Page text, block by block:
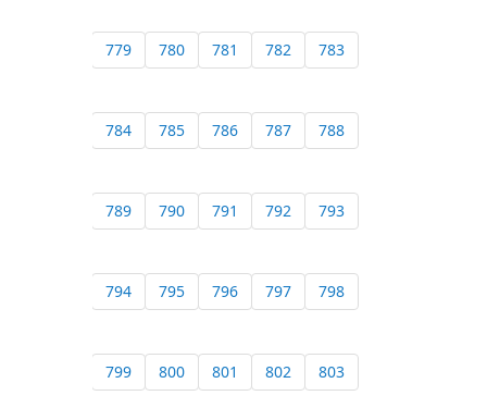
779 780 781 782 783
784 785 786 787 788
789 790 791 792 793
794 795 796 797 798
799 800 801 802 803